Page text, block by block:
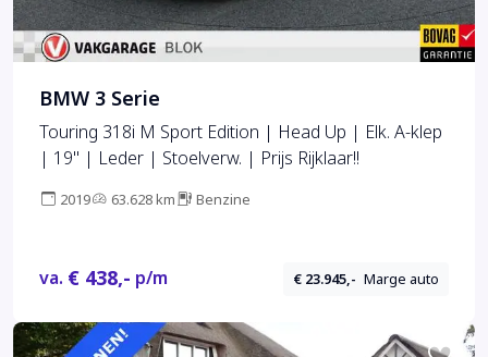
BMW 3 Serie
Touring 318i M Sport Edition | Head Up | Elk. A-klep
| 19'' | Leder | Stoelverw. | Prijs Rijklaar!!
2019 63.628 km Benzine
va. € 438,- p/m € 23.945,- Marge auto